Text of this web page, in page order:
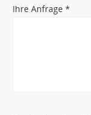
Ihre Anfrage *